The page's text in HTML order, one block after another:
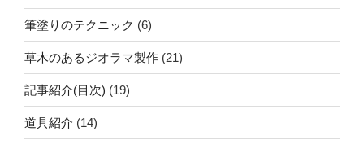
筆塗りのテクニック (6)
草木のあるジオラマ製作 (21)
記事紹介(目次) (19)
道具紹介 (14)